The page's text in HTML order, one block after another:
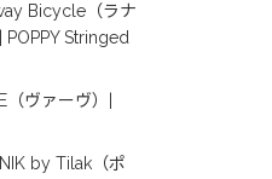
Bicycle（ラナ
Stringed
ヴァーヴ）|
by Tilak（ポ